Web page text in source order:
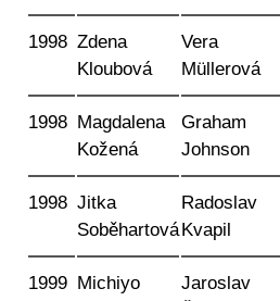
1998 Zdena
Kloubová
Vera
Müllerová
1998
Magdalena
Kožená
Graham
Johnson
1998 Jitka
Soběhartová
Radoslav
Kvapil
1999
Michiyo
Jaroslav